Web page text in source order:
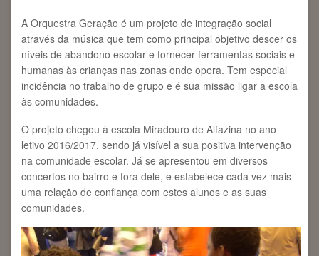
A Orquestra Geração é um projeto de integração social
através da música que tem como principal objetivo descer os
níveis de abandono escolar e fornecer ferramentas sociais e
humanas às crianças nas zonas onde opera. Tem especial
incidência no trabalho de grupo e é sua missão ligar a escola
às comunidades.
O projeto chegou à escola Miradouro de Alfazina no ano
letivo 2016/2017, sendo já visível a sua positiva intervenção
na comunidade escolar. Já se apresentou em diversos
concertos no bairro e fora dele, e estabelece cada vez mais
uma relação de confiança com estes alunos e as suas
comunidades.